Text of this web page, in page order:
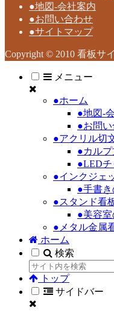
●地図-会社案内
●お問い合わせ
●サイトマップ
Copyright © 2010 看板サ
メニュー
●ホーム
●地図-
●お問
●アクリル切
●カル
●LED
●インクジェ
●手書き
●スタンド看
●美容
●メタル金属
ホーム
検索
トップ
サイドバー